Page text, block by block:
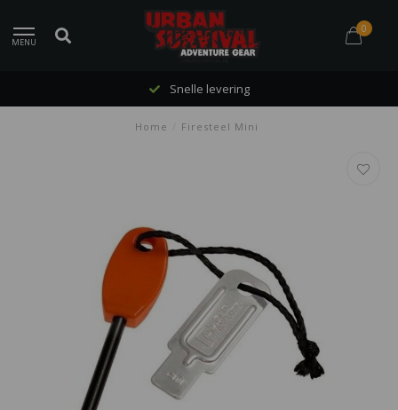
MENU
0
Snelle levering
Home Firesteel Mini